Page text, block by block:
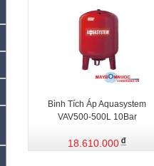
Bình Tích Áp Aquasystem
VAV500-500L 10Bar
18.610.000